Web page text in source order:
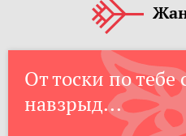
От тоски по тебе
навзрыд...